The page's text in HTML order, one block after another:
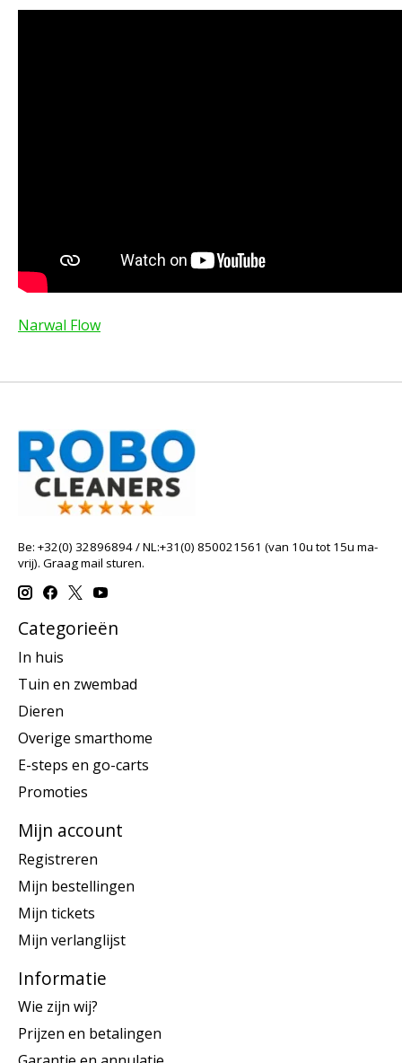
Narwal Flow
Be: +32(0) 32896894 / NL:+31(0) 850021561 (van 10u tot 15u ma-
vrij). Graag mail sturen.
Categorieën
In huis
Tuin en zwembad
Dieren
Overige smarthome
E-steps en go-carts
Promoties
Mijn account
Registreren
Mijn bestellingen
Mijn tickets
Mijn verlanglijst
Informatie
Wie zijn wij?
Prijzen en betalingen